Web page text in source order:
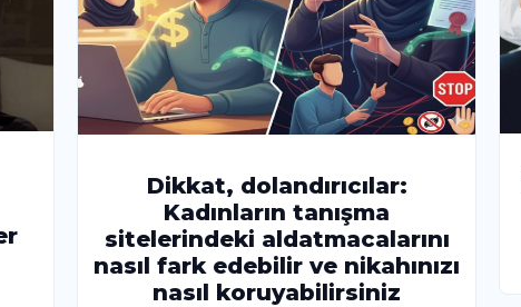
Dikkat, dolandırıcılar:
Kadınların tanışma
sitelerindeki aldatmacalarını
nasıl fark edebilir ve nikahınızı
nasıl koruyabilirsiniz